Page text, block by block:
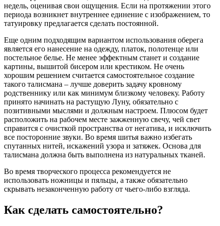
недель, оценивая свои ощущения. Если на протяжении этого
периода возникнет внутреннее единение с изображением, то
татуировку предлагается сделать постоянной.
Еще одним подходящим вариантом использования оберега
является его нанесение на одежду, платок, полотенце или
постельное белье. Не менее эффектным станет и создание
картины, вышитой бисером или крестиком. Не очень
хорошим решением считается самостоятельное создание
такого талисмана – лучше доверить задачу кровному
родственнику или как минимум близкому человеку. Работу
принято начинать на растущую Луну, обязательно с
позитивными мыслями и должным настроем. Плюсом будет
расположить на рабочем месте зажженную свечу, чей свет
справится с очисткой пространства от негатива, и исключить
все посторонние звуки. Во время шитья важно избегать
спутанных нитей, искажений узора и затяжек. Основа для
талисмана должна быть выполнена из натуральных тканей.
Во время творческого процесса рекомендуется не
использовать ножницы и пяльцы, а также обязательно
скрывать незаконченную работу от чьего-либо взгляда.
Как сделать самостоятельно?